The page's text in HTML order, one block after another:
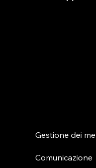
Gestione dei
Comunicazione